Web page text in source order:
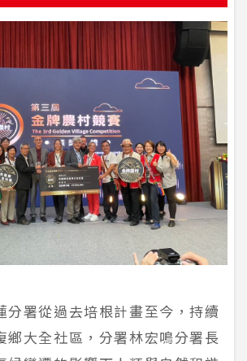
分署從過去培根計畫至今，持續
鄉大全社區，分署林宏鳴分署長